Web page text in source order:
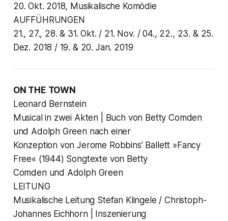
20. Okt. 2018, Musikalische Komödie
AUFFÜHRUNGEN
21., 27., 28. & 31. Okt. / 21. Nov. / 04., 22., 23. & 25.
Dez. 2018 / 19. & 20. Jan. 2019
ON THE TOWN
Leonard Bernstein
Musical in zwei Akten | Buch von Betty Comden
und Adolph Green nach einer
Konzeption von Jerome Robbins’ Ballett »Fancy
Free« (1944) Songtexte von Betty
Comden und Adolph Green
LEITUNG
Musikalische Leitung Stefan Klingele / Christoph-
Johannes Eichhorn | Inszenierung